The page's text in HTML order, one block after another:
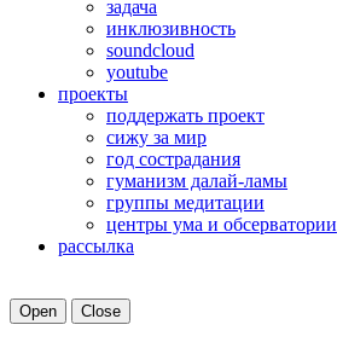
задача
инклюзивность
soundcloud
youtube
проекты
поддержать проект
сижу за мир
год сострадания
гуманизм далай-ламы
группы медитации
центры ума и обсерватории
рассылка
Open Close